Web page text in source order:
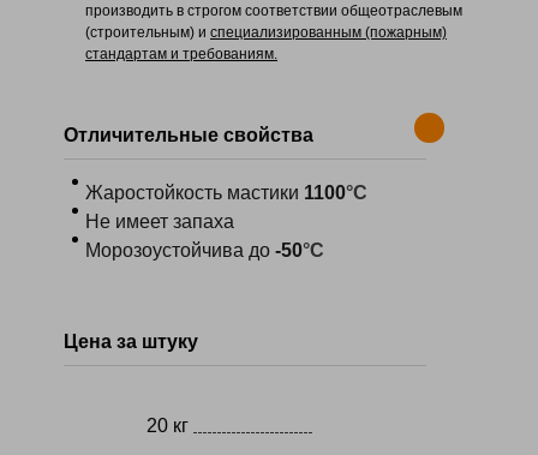
производить в строгом соответствии общеотраслевым
(строительным) и специализированным (пожарным)
стандартам и требованиям.
Отличительные свойства
20 кг
Цена за штуку
Жаростойкость мастики 1100°С
Не имеет запаха
Морозоустойчива до -50°С